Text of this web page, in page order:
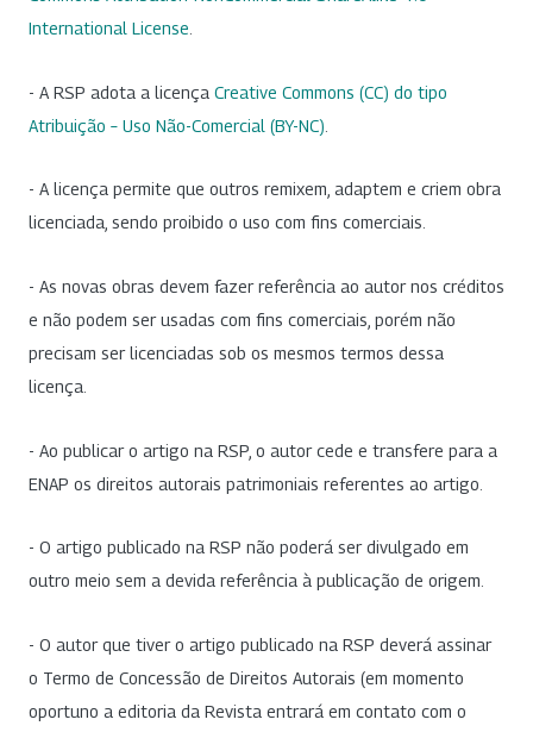
International License
- A RSP adota a licença Creative Commons (CC) do tipo
Atribuição – Uso Não-Comercial (BY-NC)
- A licença permite que outros remixem, adaptem e criem obra
licenciada, sendo proibido o uso com fins comerciais.
- As novas obras devem fazer referência ao autor nos créditos
e não podem ser usadas com fins comerciais, porém não
precisam ser licenciadas sob os mesmos termos dessa
licença.
- Ao publicar o artigo na RSP, o autor cede e transfere para a
ENAP os direitos autorais patrimoniais referentes ao artigo.
- O artigo publicado na RSP não poderá ser divulgado em
outro meio sem a devida referência à publicação de origem.
- O autor que tiver o artigo publicado na RSP deverá assinar
o Termo de Concessão de Direitos Autorais (em momento
oportuno a editoria da Revista entrará em contato com o